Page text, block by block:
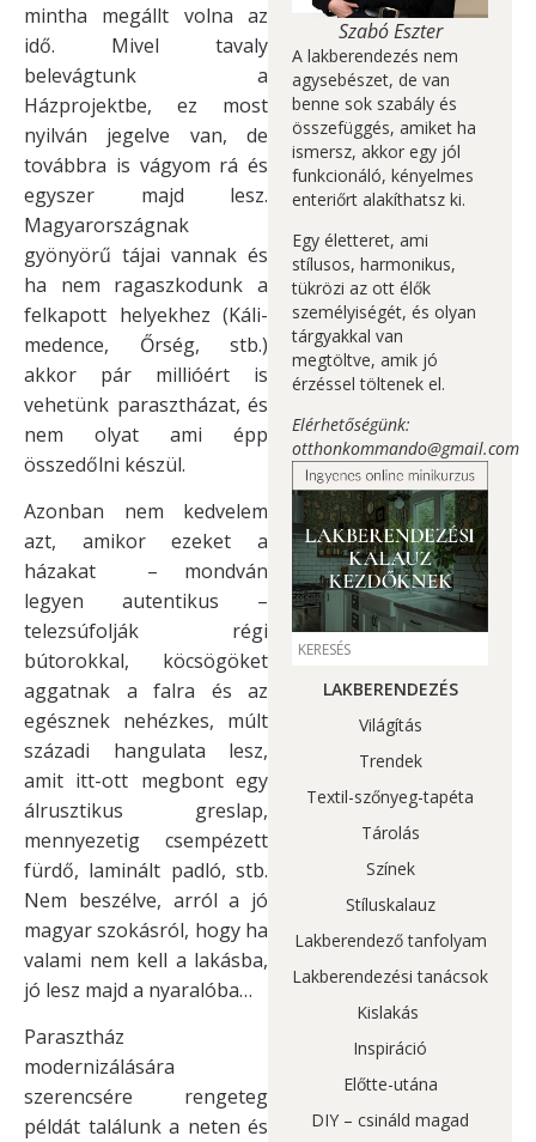
mintha megállt volna az
idő. Mivel tavaly
belevágtunk a
Házprojektbe, ez most
nyilván jegelve van, de
továbbra is vágyom rá és
egyszer majd lesz.
Magyarországnak
gyönyörű tájai vannak és
ha nem ragaszkodunk a
felkapott helyekhez (Káli-
medence, Őrség, stb.)
akkor pár millióért is
vehetünk parasztházat, és
nem olyat ami épp
összedőlni készül.
Azonban nem kedvelem
azt, amikor ezeket a
házakat – mondván
legyen autentikus –
telezsúfolják régi
bútorokkal, köcsögöket
aggatnak a falra és az
egésznek nehézkes, múlt
századi hangulata lesz,
amit itt-ott megbont egy
álrusztikus greslap,
mennyezetig csempézett
fürdő, laminált padló, stb.
Nem beszélve, arról a jó
magyar szokásról, hogy ha
valami nem kell a lakásba,
jó lesz majd a nyaralóba…
Parasztház
modernizálására
szerencsére rengeteg
példát találunk a neten és
Szabó Eszter
A lakberendezés nem
agysebészet, de van
benne sok szabály és
összefüggés, amiket ha
ismersz, akkor egy jól
funkcionáló, kényelmes
enteriőrt alakíthatsz ki.
Egy életteret, ami
stílusos, harmonikus,
tükrözi az ott élők
személyiségét, és olyan
tárgyakkal van
megtöltve, amik jó
érzéssel töltenek el.
Elérhetőségünk:
otthonkommando@gmail.com
LAKBERENDEZÉS
Világítás
Trendek
Textil-szőnyeg-tapéta
Tárolás
Színek
Stíluskalauz
Lakberendező tanfolyam
Lakberendezési tanácsok
Kislakás
Inspiráció
Előtte-utána
DIY – csináld magad